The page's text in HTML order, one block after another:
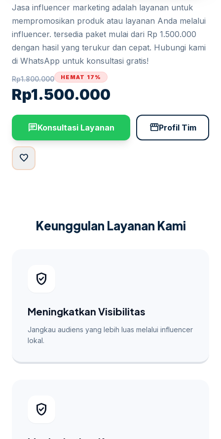
Jasa influencer marketing adalah layanan untuk
mempromosikan produk atau layanan Anda melalui
influencer. tersedia paket mulai dari Rp 1.500.000
dengan hasil yang terukur dan cepat. Hubungi kami
di WhatsApp untuk konsultasi gratis!
Rp1.800.000
Rp1.500.000
HEMAT 17%
chatKonsultasi Layanan storefrontProfil Tim
favorite
Keunggulan Layanan Kami
verified_user
Meningkatkan Visibilitas
Jangkau audiens yang lebih luas melalui influencer
lokal.
verified_user